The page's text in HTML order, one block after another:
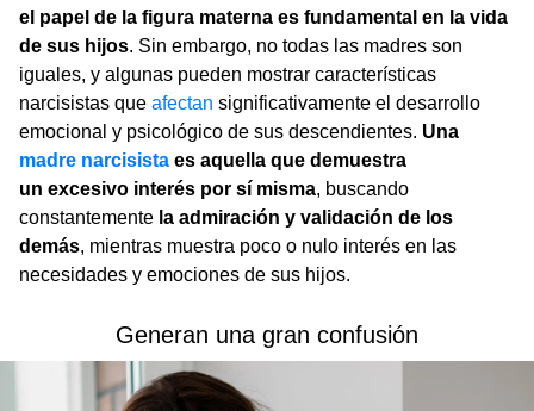
el papel de la figura materna es fundamental en la vida
de sus hijos. Sin embargo, no todas las madres son
iguales, y algunas pueden mostrar características
narcisistas que afectan significativamente el desarrollo
emocional y psicológico de sus descendientes. Una
madre narcisista es aquella que demuestra
un excesivo interés por sí misma, buscando
constantemente la admiración y validación de los
demás, mientras muestra poco o nulo interés en las
necesidades y emociones de sus hijos.
Generan una gran confusión